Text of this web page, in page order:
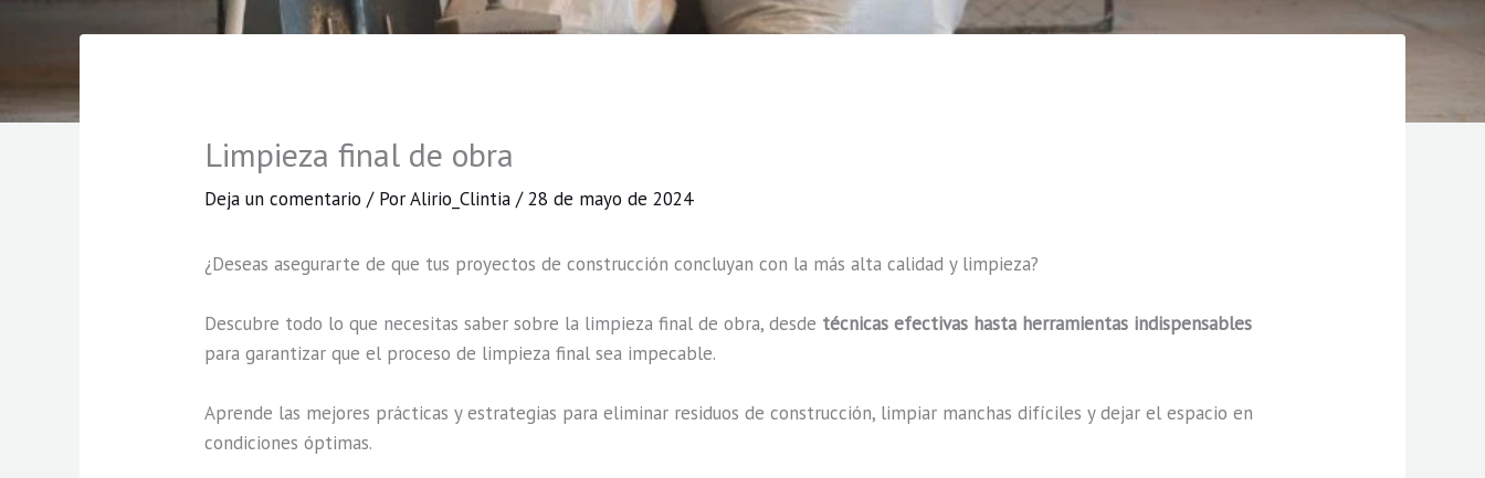
Limpieza final de obra
Deja un comentario / PorAlirio_Clintia/28 de mayo de 2024
¿Deseas asegurarte de que tus proyectos de construcción concluyan con la más alta calidad y limpieza?
Descubre todo lo que necesitas saber sobre la limpieza final de obra, desde técnicas efectivas hasta herramientas indispensables
para garantizar que el proceso de limpieza final sea impecable.
Aprende las mejores prácticas y estrategias para eliminar residuos de construcción, limpiar manchas difíciles y dejar el espacio en
condiciones óptimas.